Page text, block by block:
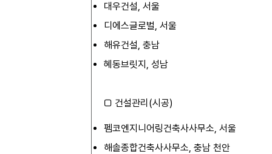
대우건설, 서울
디에스글로벌, 서울
해유건설, 충남
혜동브릿지, 성남
□ 건설관리(시공)
펨코엔지니어링건축사사무소, 서울
해솔종합건축사사무소, 충남 천안